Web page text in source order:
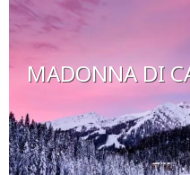
MADONNA DI